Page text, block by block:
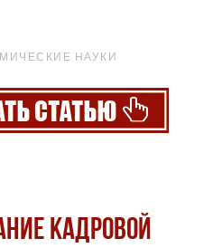
НАУКИ
кадровой